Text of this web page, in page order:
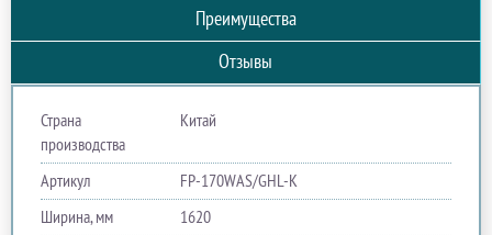
Преимущества
Отзывы
Страна
производства
Китай
Артикул
FP-170WAS/GHL-K
Ширина, мм
1620